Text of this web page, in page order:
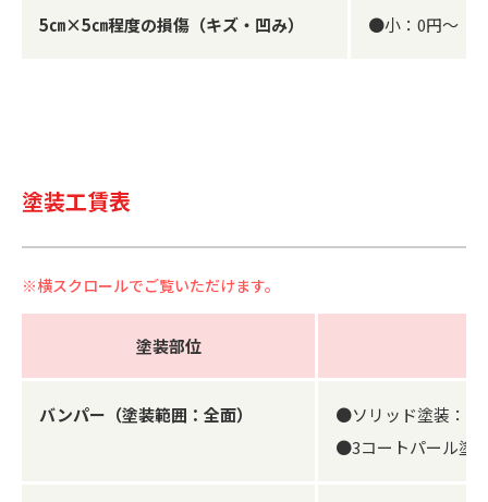
5㎝×5㎝程度の損傷（キズ・凹み） ●小：0円～ ●
塗装工賃表
塗装部位
バンパー（塗装範囲：全面）
●ソリッド塗装：
●3コートパール塗